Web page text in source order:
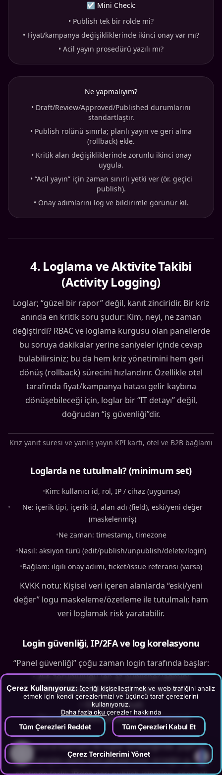
Çerez Kullanıyoruz: İçeriği kişiselleştirmek ve web trafiğini analiz
etmek için kendi çerezlerimizi ve üçüncü taraf çerezlerini
kullanıyoruz.
Daha fazla oku çerezler hakkında
Tüm Çerezleri Reddet Tüm Çerezleri Kabul Et
Çerez Tercihlerimi Yönet
☑ Mini Check:
• Publish tek bir rolde mi?
• Fiyat/kampanya değişikliklerinde ikinci onay var mı?
• Acil yayın prosedürü yazılı mı?
Ne yapmalıyım?
• Draft/Review/Approved/Published durumlarını
standartlaştır.
• Publish rolünü sınırla; planlı yayın ve geri alma
(rollback) ekle.
• Kritik alan değişikliklerinde zorunlu ikinci onay
uygula.
• “Acil yayın” için zaman sınırlı yetki ver (ör. geçici
publish).
• Onay adımlarını log ve bildirimle görünür kıl.
4. Loglama ve Aktivite Takibi
(Activity Logging)
Loglar; “güzel bir rapor” değil, kanıt zinciridir. Bir kriz
anında en kritik soru şudur: Kim, neyi, ne zaman
değiştirdi? RBAC ve loglama kurgusu olan panellerde
bu soruya dakikalar yerine saniyeler içinde cevap
bulabilirsiniz; bu da hem kriz yönetimini hem geri
dönüş (rollback) sürecini hızlandırır. Özellikle otel
tarafında fiyat/kampanya hatası gelir kaybına
dönüşebileceği için, loglar bir “IT detayı” değil,
doğrudan “iş güvenliği”dir.
Kriz yanıt süresi ve yanlış yayın KPI kartı, otel ve B2B bağlamı
Loglarda ne tutulmalı? (minimum set)
•Kim: kullanıcı id, rol, IP / cihaz (uygunsa)
•
Ne: içerik tipi, içerik id, alan adı (field), eski/yeni değer
(maskelenmiş)
•Ne zaman: timestamp, timezone
•Nasıl: aksiyon türü (edit/publish/unpublish/delete/login)
•Bağlam: ilgili onay adımı, ticket/issue referansı (varsa)
KVKK notu: Kişisel veri içeren alanlarda “eski/yeni
değer” logu maskeleme/özetleme ile tutulmalı; ham
veri loglamak risk yaratabilir.
Login güvenliği, IP/2FA ve log korelasyonu
“Panel güvenliği” çoğu zaman login tarafında başlar:
• 2FA zorunluluğu (en az publisher/admin)
• IP allowlist (IT/VPN üzerinden erişim)
• SSO (kurumsal)
• Oturum yönetimi (timeout, cihaz tanıma)
Bu kontrol katmanı ile loglar birleştiğinde, şüpheli
davranışları daha hızlı yakalarsınız: örneğin gece?